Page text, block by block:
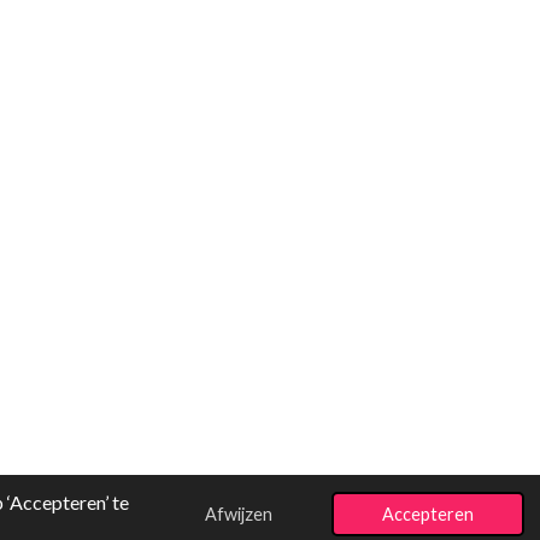
te Afwijzen Accepteren